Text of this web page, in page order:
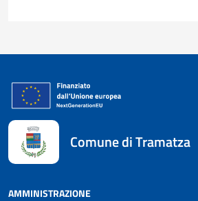
Comune di Tramatza
AMMINISTRAZIONE